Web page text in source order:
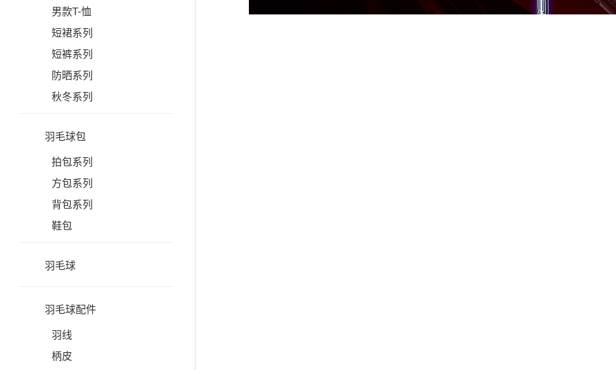
男款T-恤
短裙系列
短裤系列
防晒系列
秋冬系列
羽毛球包
拍包系列
方包系列
背包系列
鞋包
羽毛球
羽毛球配件
羽线
柄皮